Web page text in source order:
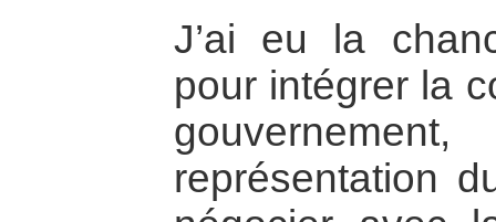
J’ai eu la
pour intégrer la
représentation